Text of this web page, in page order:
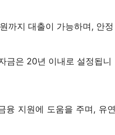
까지 대출이 가능하며, 안정
금은 20년 이내로 설정됩니
융 지원에 도움을 주며, 유연